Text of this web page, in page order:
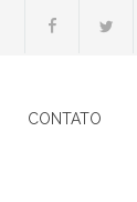
CONTATO